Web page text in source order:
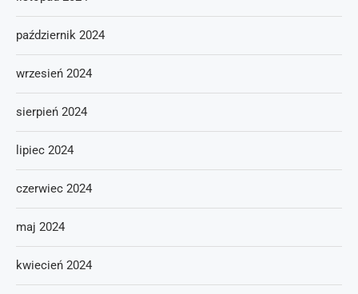
październik 2024
wrzesień 2024
sierpień 2024
lipiec 2024
czerwiec 2024
maj 2024
kwiecień 2024